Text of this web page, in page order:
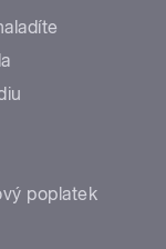
poplatek